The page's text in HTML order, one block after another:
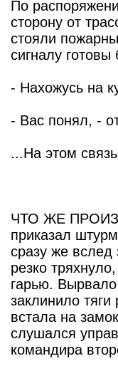
По
сторону от
стояли
сигналу
- Нахожусь на
- Вас понял, -
...На этом
ЧТО ЖЕ
приказал
сразу же
резко
гарью.
заклинило
встала на
слушался
командира